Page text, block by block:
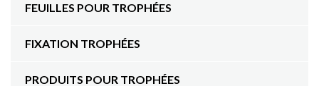
FEUILLES POUR TROPHÉES
FIXATION TROPHÉES
PRODUITS POUR TROPHÉES